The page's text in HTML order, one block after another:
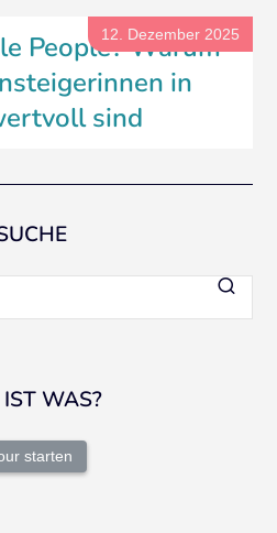
12. Dezember 2025
People? Warum
in
sind
WAS?
starten